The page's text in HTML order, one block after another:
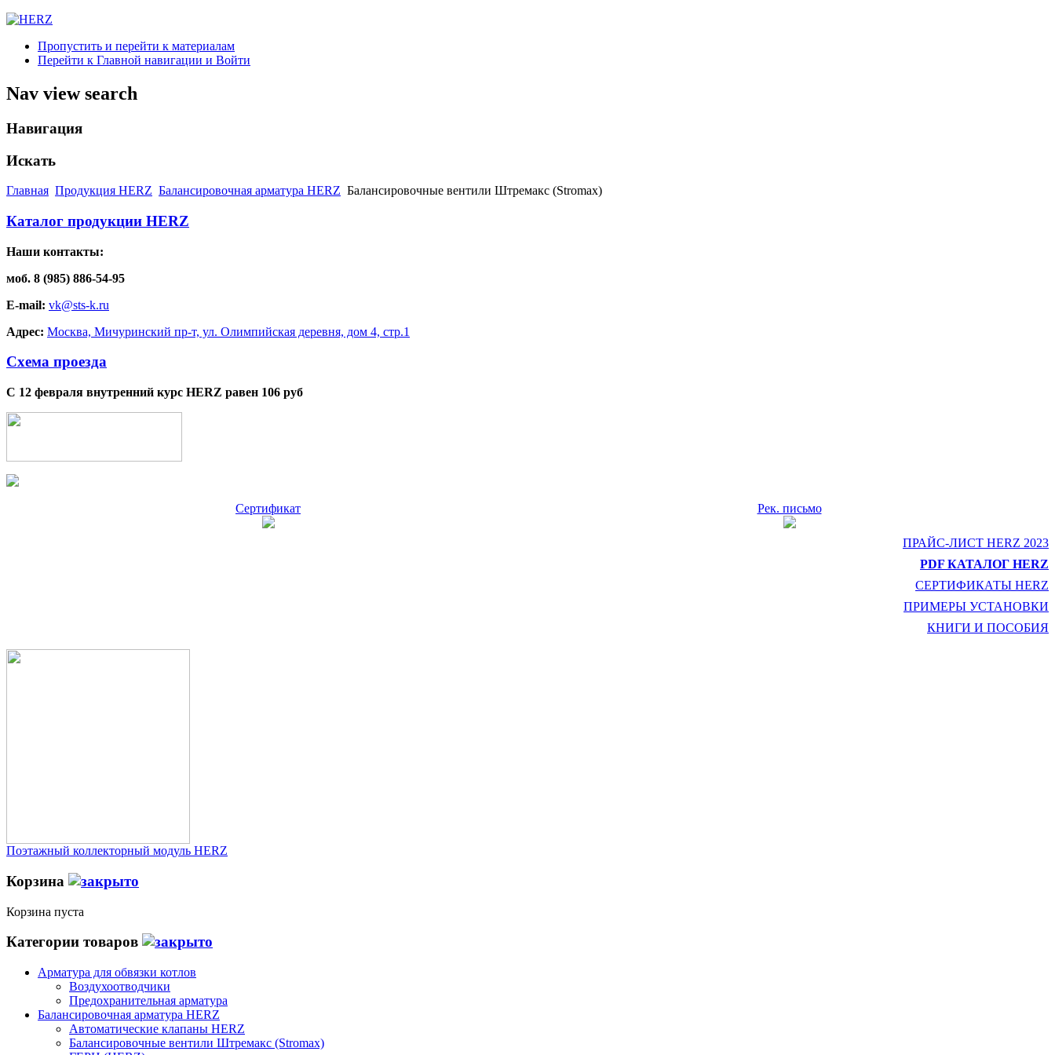
Пропустить и перейти к материалам
Перейти к Главной навигации и Войти
Nav view search
Навигация
Искать
Главная Продукция HERZ Балансировочная арматура HERZ Балансировочные вентили Штремакс (Stromax)
Каталог продукции HERZ
Наши контакты:
моб. 8 (985) 886-54-95
E-mail: vk@sts-k.ru
Адрес: Москва, Мичуринский пр-т, ул. Олимпийская деревня, дом 4, стр.1
Схема проезда
С 12 февраля внутренний курс HERZ равен 106 руб
Сертификат Рек. письмо
ПРАЙС-ЛИСТ HERZ 2023
PDF КАТАЛОГ HERZ
СЕРТИФИКАТЫ HERZ
ПРИМЕРЫ УСТАНОВКИ
КНИГИ И ПОСОБИЯ
Поэтажный коллекторный модуль HERZ
Корзина
Корзина пуста
Категории товаров
Арматура для обвязки котлов
Воздухоотводчики
Предохранительная арматура
Балансировочная арматура HERZ
Автоматические клапаны HERZ
Балансировочные вентили Штремакс (Stromax)